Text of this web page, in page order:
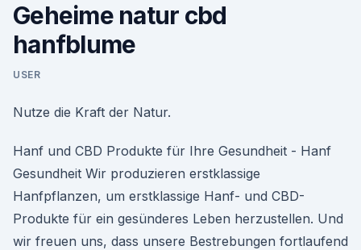
Geheime natur cbd
hanfblume
USER
Nutze die Kraft der Natur.
Hanf und CBD Produkte für Ihre Gesundheit - Hanf
Gesundheit Wir produzieren erstklassige
Hanfpflanzen, um erstklassige Hanf- und CBD-
Produkte für ein gesünderes Leben herzustellen. Und
wir freuen uns, dass unsere Bestrebungen fortlaufend